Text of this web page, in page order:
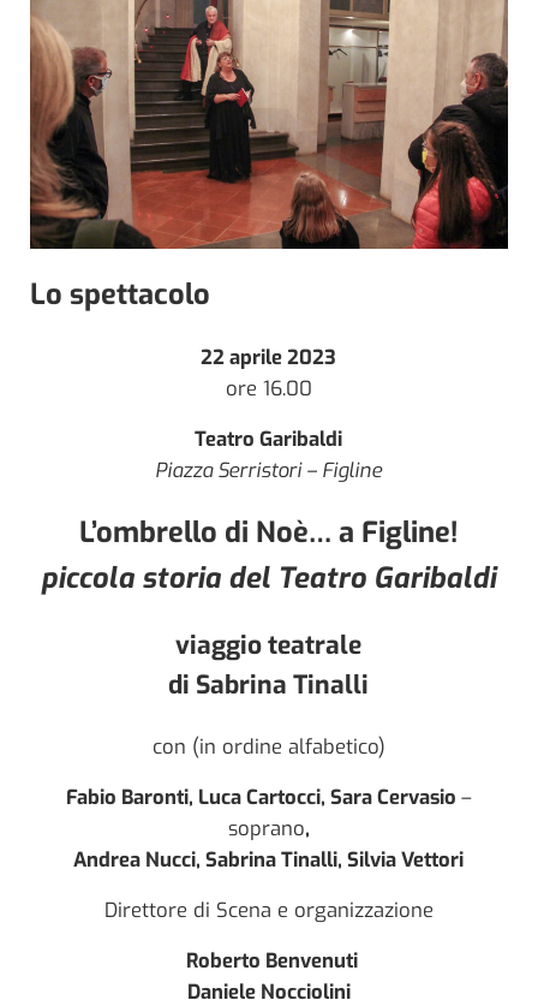
Lo spettacolo
22 aprile 2023
ore 16.00
Teatro Garibaldi
Piazza Serristori – Figline
L’ombrello di Noè… a Figline!
piccola storia del Teatro Garibaldi
viaggio teatrale
di Sabrina Tinalli
con (in ordine alfabetico)
Fabio Baronti, Luca Cartocci, Sara Cervasio –
soprano,
Andrea Nucci, Sabrina Tinalli, Silvia Vettori
Direttore di Scena e organizzazione
Roberto Benvenuti
Daniele Nocciolini